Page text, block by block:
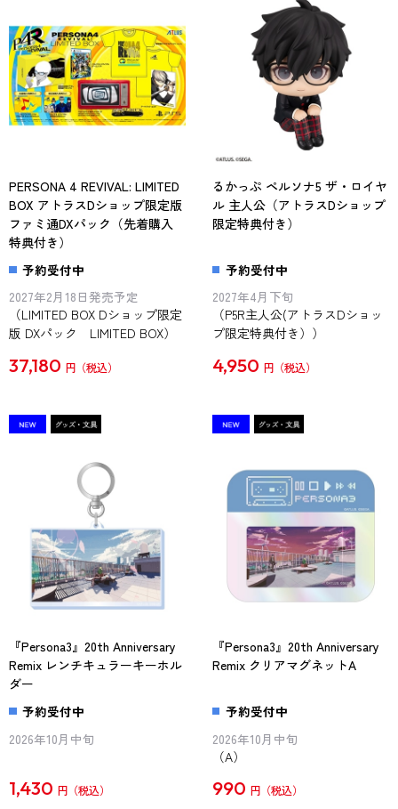
PERSONA 4 REVIVAL: LIMITED
BOX アトラスDショップ限定版
ファミ通DXパック（先着購入
特典付き）
予約受付中
2027年2月18日発売予定
（LIMITED BOX Dショップ限定
版 DXパック LIMITED BOX）
37,180 円
るかっぷ ペルソナ5 ザ・ロイヤ
ル 主人公（アトラスDショップ
限定特典付き）
予約受付中
2027年4月下旬
（P5R主人公(アトラスDショッ
プ限定特典付き））
4,950 円
『Persona3』20th Anniversary
Remix レンチキュラーキーホル
ダー
予約受付中
2026年10月中旬
1,430 円
『Persona3』20th Anniversary
Remix クリアマグネットA
予約受付中
2026年10月中旬
（A）
990 円